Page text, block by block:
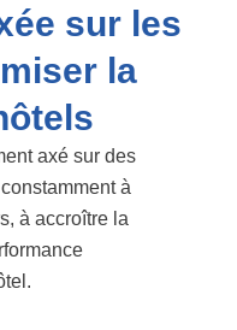
sur les
la
axé sur des
à
à accroître la